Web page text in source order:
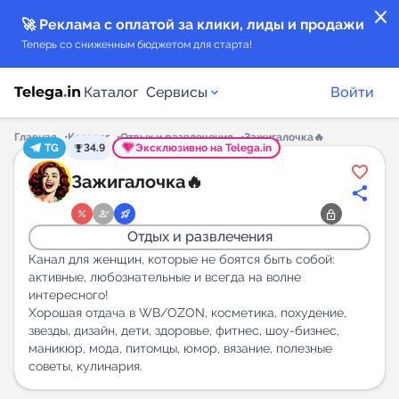
close
🚀 Реклама с оплатой за клики, лиды и продажи
Теперь со сниженным бюджетом для старта!
Каталог Сервисы
Каталог каналов
Каталог ботов
Горящие предложения
Индекс читаемости каналов в Telegram
New
Аналитика MAX каналов
New
Войти
Главная Каталог Отдых и развлечения
Зажигалочка🔥
TG
34.9 Эксклюзивно на Telega.in
Зажигалочка🔥
Отдых и развлечения
Канал для женщин, которые не боятся быть собой:
активные, любознательные и всегда на волне
интересного!
Хорошая отдача в WB/OZON, косметика, похудение,
звезды, дизайн, дети, здоровье, фитнес, шоу-бизнес,
маникюр, мода, питомцы, юмор, вязание, полезные
советы, кулинария.